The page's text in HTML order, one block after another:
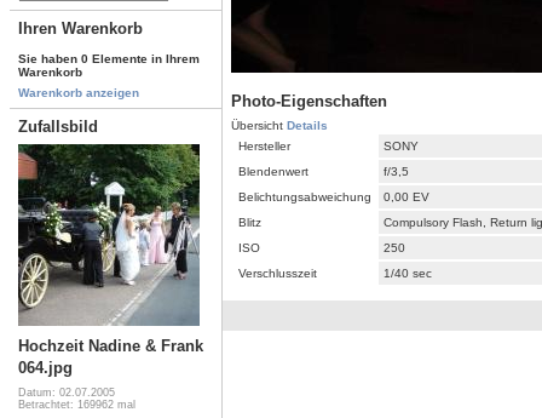
Ihren Warenkorb
Sie haben 0 Elemente in Ihrem
Warenkorb
Warenkorb anzeigen
Zufallsbild
Hochzeit Nadine & Frank
064.jpg
Datum: 02.07.2005
Betrachtet: 169962 mal
Photo-Eigenschaften
Übersicht Details
Hersteller
SONY
Blendenwert
f/3,5
Belichtungsabweichung
0,00 EV
Blitz
Compulsory Flash, Return
ISO
250
Verschlusszeit
1/40 sec